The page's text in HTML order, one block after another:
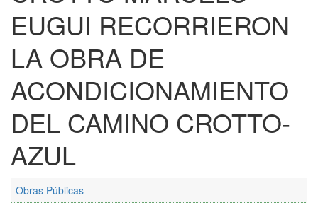
EUGUI RECORRIERON
LA OBRA DE
ACONDICIONAMIENTO
DEL CAMINO CROTTO-
AZUL
Obras Públicas